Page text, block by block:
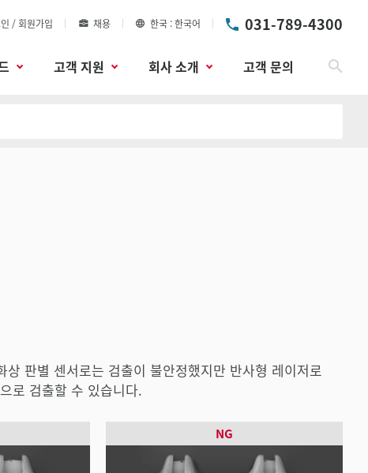
/ 회원가입 채용 한국 한국어 031-789-4300
고객 지원 회사 소개 고객 문의
상 판별 센서로는 검출이 불안정했지만 반사형 레이저로
로 검출할 수 있습니다.
NG